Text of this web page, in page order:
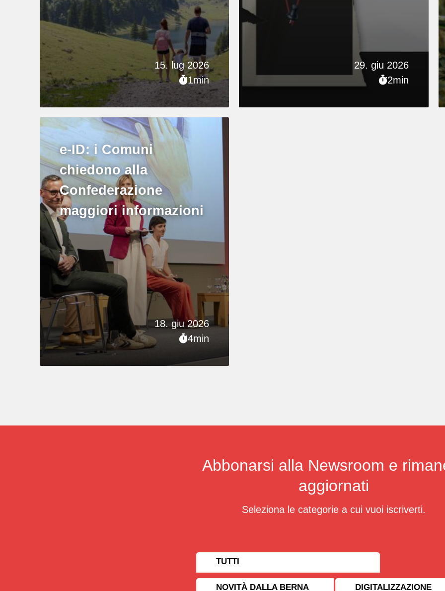
15. lug 2026
1min
29. giu 2026
2min
18. giu 2026
4min
e-ID: i Comuni
chiedono alla
Confederazione
maggiori informazioni
Abbonarsi alla Newsroom e
aggiornati
Seleziona le categorie a cui vuoi iscriverti.
TUTTI
NOVITÀ DALLA BERNA DIGITALIZZAZIONE